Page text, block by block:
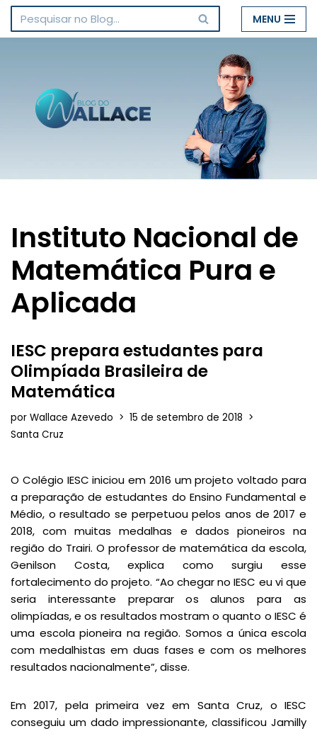
Pular
conteúdo
MENU
Instituto Nacional de
Matemática Pura e
Aplicada
IESC prepara estudantes para
Olimpíada Brasileira de
Matemática
por Wallace Azevedo
15 de setembro de 2018
Santa Cruz
O Colégio IESC iniciou em 2016 um projeto voltado para
a preparação de estudantes do Ensino Fundamental e
Médio, o resultado se perpetuou pelos anos de 2017 e
2018, com muitas medalhas e dados pioneiros na
região do Trairi. O professor de matemática da escola,
Genilson Costa, explica como surgiu esse
fortalecimento do projeto. “Ao chegar no IESC eu vi que
seria interessante preparar os alunos para as
olimpíadas, e os resultados mostram o quanto o IESC é
uma escola pioneira na região. Somos a única escola
com medalhistas em duas fases e com os melhores
resultados nacionalmente”, disse.
Em 2017, pela primeira vez em Santa Cruz, o IESC
conseguiu um dado impressionante, classificou Jamilly